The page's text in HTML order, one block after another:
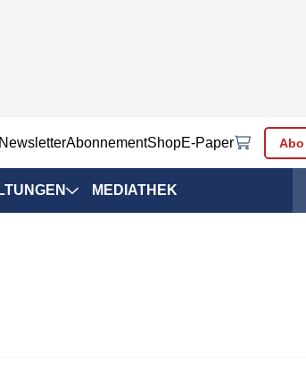
NewsletterAbonnementShopE-Paper Abo
MEDIATHEK